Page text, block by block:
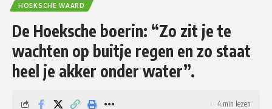
HOEKSCHE WAARD
De Hoeksche boerin: “Zo zit je te
wachten op buitje regen en zo staat
heel je akker onder water”.
4 min lezen